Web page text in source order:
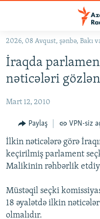
Əsas
qayıt
Əsas
qayıt
#İZAHLA
KORRUPSIOMETR
#ƏSLINDƏ
FƏRQƏ BAX
QANUNI DOĞRU
ARAŞDIRMA
VIDEO
FOTOQALEREYA
RADIO ARXIV
OXU ZALI
HAQQIMIZDA
2026, 08 Avqust, şənbə, Bakı
İraqda
nəticələri
Mart 12, 2010
Paylaş VPN-siz
İlkin nəticələrə görə
keçirilmiş parlament
Malikinin rəhbərlik
Müstəqil seçki
18 əyalətdə ilkin
olmalıdır.